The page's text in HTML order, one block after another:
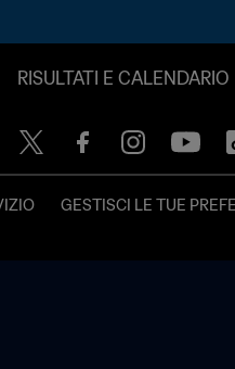
RISULTATI E CALENDARIO
GESTISCI LE TUE